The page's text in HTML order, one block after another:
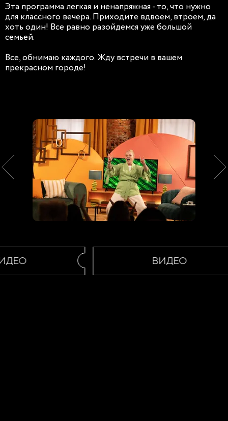
Эта программа легкая и ненапряжная - то, что нужно
для классного вечера. Приходите вдвоем, втроем, да
хоть один! Все равно разойдемся уже большой
семьей.
Все, обнимаю каждого. Жду встречи в вашем
прекрасном городе!
ВИДЕО